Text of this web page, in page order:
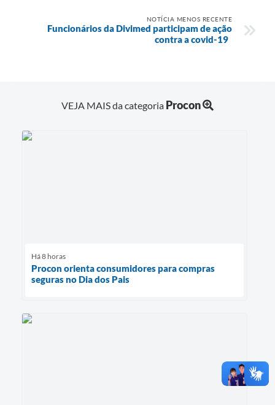
NOTÍCIA MENOS RECENTE
Funcionários da Divimed participam de ação
contra a covid-19
VEJA MAIS da categoria Procon
Há 8 horas
Procon orienta consumidores para compras
seguras no Dia dos Pais